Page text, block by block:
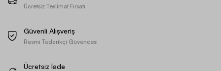
Ücretsiz Teslimat Fırsatı
Güvenli Alışveriş
Resmi Tedarikçi Güvencesi
Ücretsiz İade